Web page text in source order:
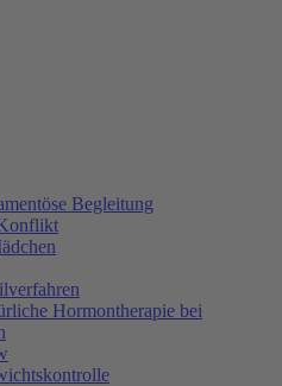
Begleitung
Hormontherapie bei